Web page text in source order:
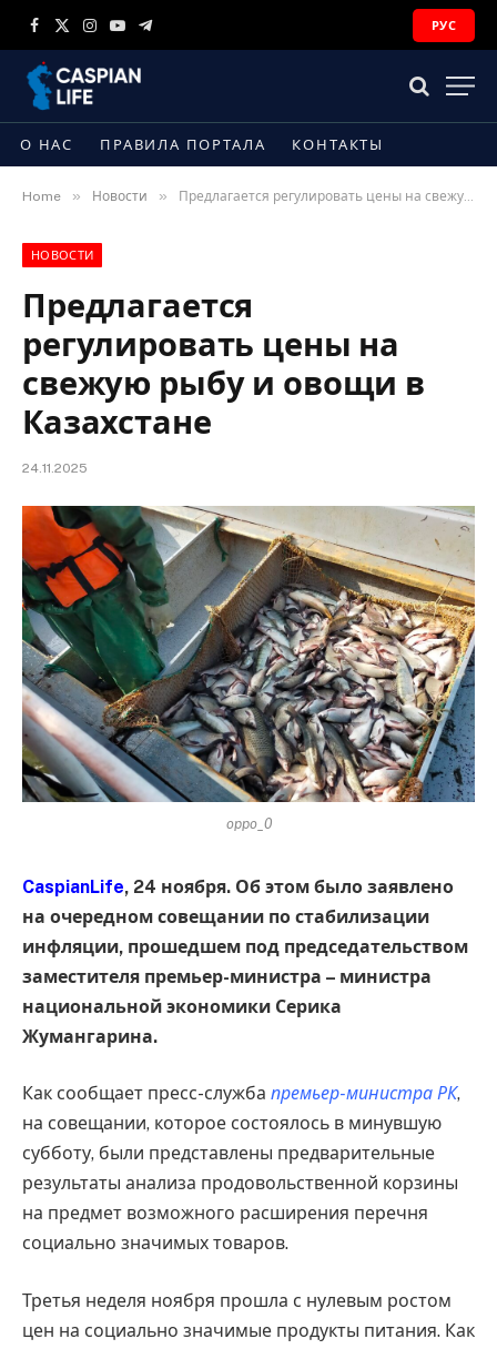
Facebook
X
Instagram
YouTubeTelegram
РУС
О НАС ПРАВИЛА ПОРТАЛА КОНТАКТЫ
Home » Новости » Предлагается регулировать цены на свежую рыбу и овощи в Казахстане
НОВОСТИ
Предлагается
регулировать цены на
свежую рыбу и овощи в
Казахстане
24.11.2025
oppo_0
CaspianLife, 24 ноября. Об этом было заявлено
на очередном совещании по стабилизации
инфляции, прошедшем под председательством
заместителя премьер-министра – министра
национальной экономики Серика
Жумангарина.
Как сообщает пресс-служба премьер-министра РК,
на совещании, которое состоялось в минувшую
субботу, были представлены предварительные
результаты анализа продовольственной корзины
на предмет возможного расширения перечня
социально значимых товаров.
Третья неделя ноября прошла с нулевым ростом
цен на социально значимые продукты питания. Как